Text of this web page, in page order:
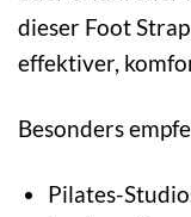
dieser Foot
effektiver,
Besonders
Pilates-